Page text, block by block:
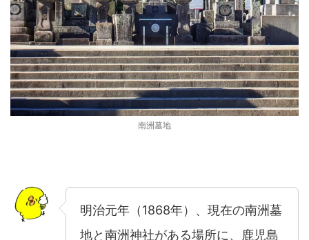
南洲墓地
明治元年（1868年）、現在の南洲墓
地と南洲神社がある場所に、鹿児島